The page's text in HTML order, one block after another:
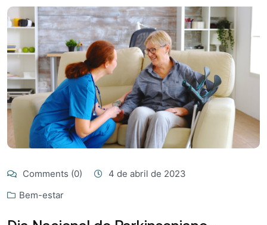
Comments (0)
4 de abril de 2023
Bem-estar